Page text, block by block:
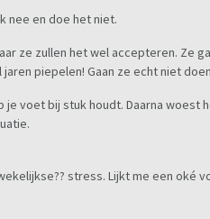
nee en doe het niet.
ze zullen het wel accepteren. Ze
piepelen! Gaan ze echt niet
voet bij stuk houdt. Daarna woest
stress. Lijkt me een oké